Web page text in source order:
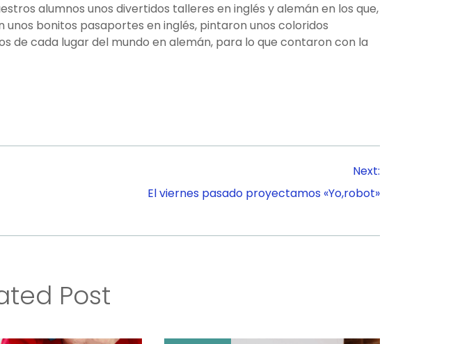
alumnos unos divertidos talleres en inglés y alemán en los que,
bonitos pasaportes en inglés, pintaron unos coloridos
de cada lugar del mundo en alemán, para lo que contaron con la
Next:
El viernes pasado proyectamos «Yo,robot»
Post